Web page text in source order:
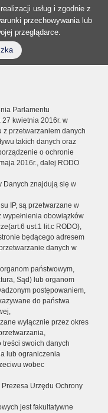
usług i zgodnie z
przechowywania lub
przeglądarce.
Parlamentu
kwietnia 2016r. w
z przetwarzaniem danych
takich danych oraz
o ochronie
2016r., dalej RODO
Danych znajdują się w
IP, są przetwarzane w
obowiązków
ust.1 lit.c RODO),
będącego adresem
danych w
państwowym,
Sąd) lub organom
postępowaniem,
do państwa
wyłącznie przez okres
treści swoich danych
lub ograniczenia
wobec
Urzędu Ochrony
jest fakultatywne